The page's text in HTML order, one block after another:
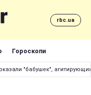
rbc.ua
Гороскопи
"бабушек",